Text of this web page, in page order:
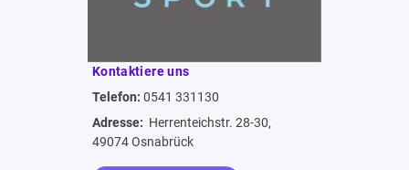
Kontaktiere uns
Telefon: 0541 331130
Adresse: Herrenteichstr. 28-30,
49074 Osnabrück